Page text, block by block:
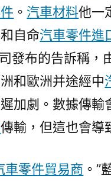
底
光
纜
“被
切
胡
塞
斯
。 汽車材料他一
自命汽車零件進
發布的告訴稱，
和歐洲并途經中
加劇。數據傳輸
傳輸，但這也會導
車零件貿易商 。”